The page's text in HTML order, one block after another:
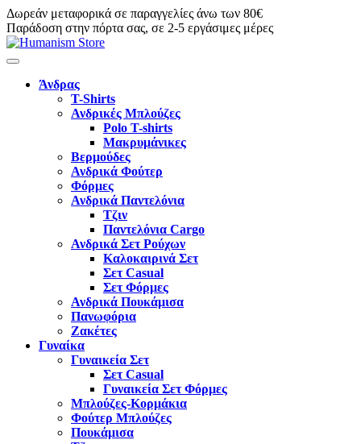
Δωρεάν μεταφορικά σε παραγγελίες άνω των 80€
Παράδοση στην πόρτα σας, σε 2-5 εργάσιμες μέρες
Άνδρας
T-Shirts
Ανδρικές Μπλούζες
Polo T-shirts
Μακρυμάνικες
Βερμούδες
Ανδρικά Φούτερ
Φόρμες
Ανδρικά Παντελόνια
Τζιν
Παντελόνια Cargo
Ανδρικά Σετ Ρούχων
Καλοκαιρινά Σετ
Σετ Casual
Σετ Φόρμες
Ανδρικά Πουκάμισα
Πανωφόρια
Ζακέτες
Γυναίκα
Γυναικεία Σετ
Σετ Casual
Γυναικεία Σετ Φόρμες
Μπλούζες-Κορμάκια
Φούτερ Μπλούζες
Πουκάμισα